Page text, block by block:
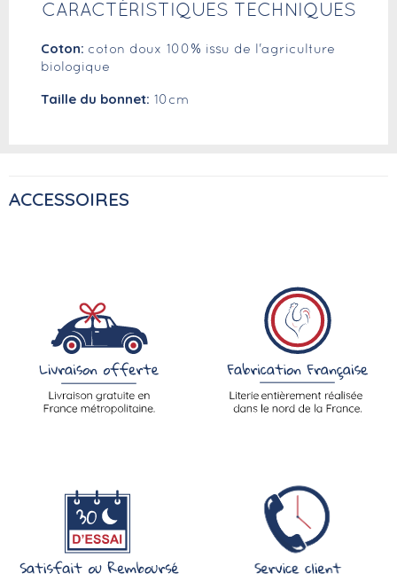
CARACTÉRISTIQUES TECHNIQUES
Coton: coton doux 100% issu de l'agriculture
biologique
Taille du bonnet: 10cm
ACCESSOIRES